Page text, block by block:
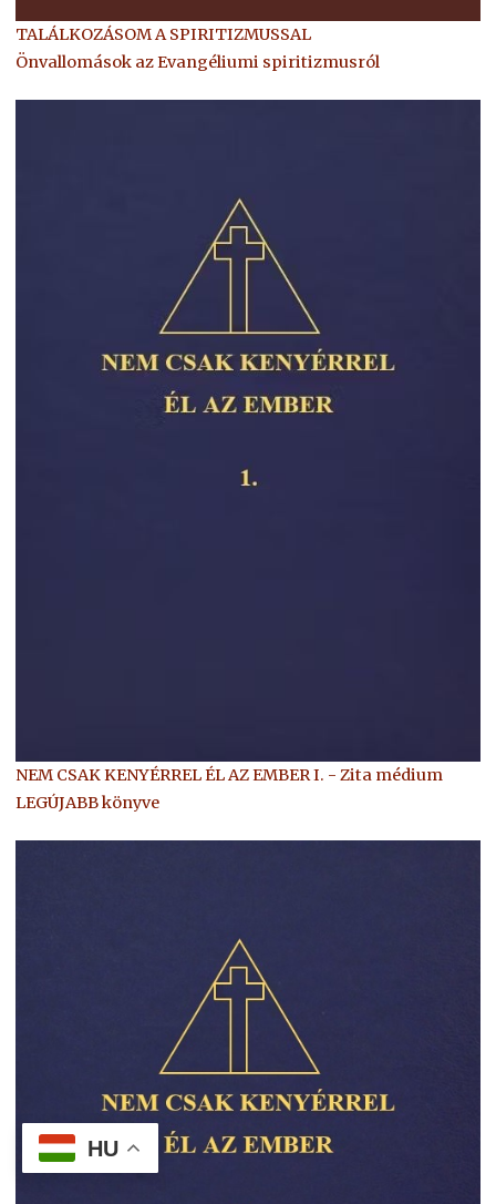
TALÁLKOZÁSOM A SPIRITIZMUSSAL
Önvallomások az Evangéliumi spiritizmusról
NEM CSAK KENYÉRREL ÉL AZ EMBER I. - Zita médium
LEGÚJABB könyve
HU